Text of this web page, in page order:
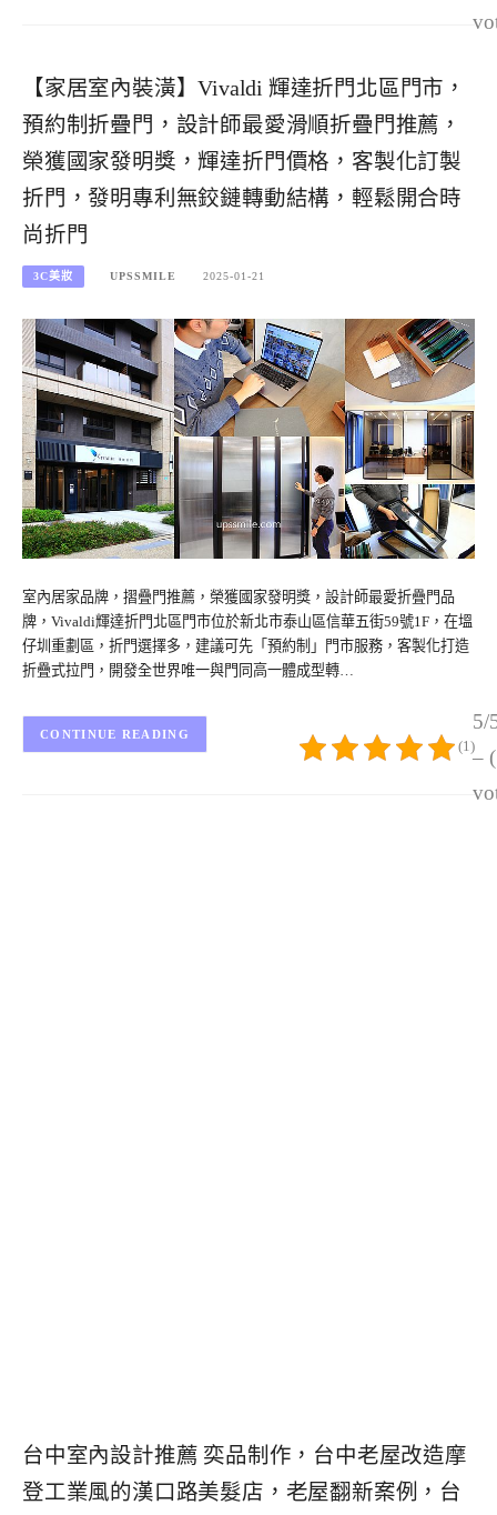
【家居室內裝潢】Vivaldi 輝達折門北區門市，
預約制折疊門，設計師最愛滑順折疊門推薦，
榮獲國家發明獎，輝達折門價格，客製化訂製
折門，發明專利無鉸鏈轉動結構，輕鬆開合時
尚折門
3C美妝 UPSSMILE 2025-01-21
室內居家品牌，摺疊門推薦，榮獲國家發明獎，設計師最愛折疊門品
牌，Vivaldi輝達折門北區門市位於新北市泰山區信華五街59號1F，在塭
仔圳重劃區，折門選擇多，建議可先「預約制」門市服務，客製化打造
折疊式拉門，開發全世界唯一與門同高一體成型轉…
5/
–
(1)
CONTINUE READING
台中室內設計推薦 奕品制作，台中老屋改造摩
登工業風的漢口路美髮店，老屋翻新案例，台